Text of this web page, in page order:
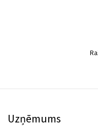
Uzņēmums